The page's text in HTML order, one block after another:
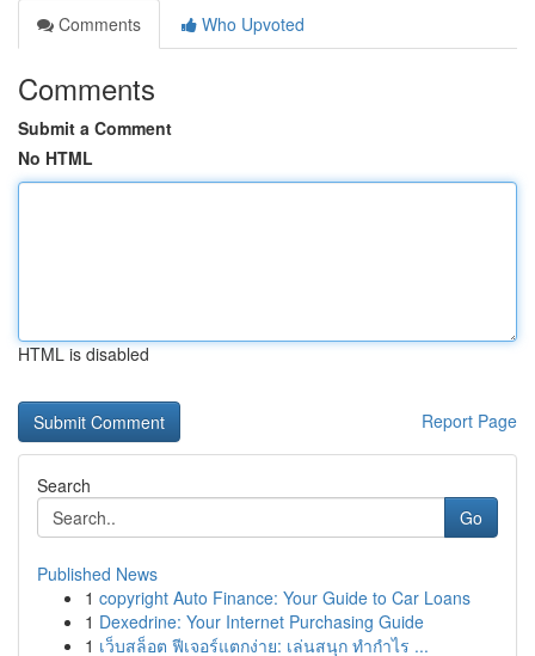
Comments
Who Upvoted
Comments
Submit a Comment
No HTML
HTML is disabled
Report Page
Search
Go
Published News
1 copyright Auto Finance: Your Guide to Car Loans
1 Dexedrine: Your Internet Purchasing Guide
1 เว็บสล็อต ฟีเจอร์แตกง่าย: เล่นสนุก ทำกำไร ...